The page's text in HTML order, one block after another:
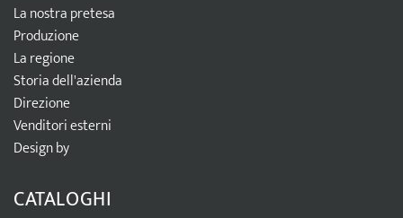
La nostra pretesa
Produzione
La regione
Storia dell'azienda
Direzione
Venditori esterni
Design by
CATALOGHI